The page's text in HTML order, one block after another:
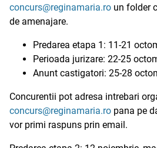
concurs@reginamaria.ro un folder
de amenajare.
Predarea etapa 1: 11-21
Perioada jurizare: 22-25
Anunt castigatori: 25-28
Concurentii pot adresa intrebari
concurs@reginamaria.ro pana pe
vor primi raspuns prin email.